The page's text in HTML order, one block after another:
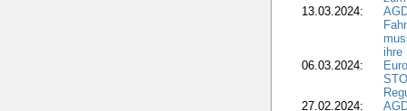
13.03.2024:
ihre
06.03.2024:
27.02.2024: